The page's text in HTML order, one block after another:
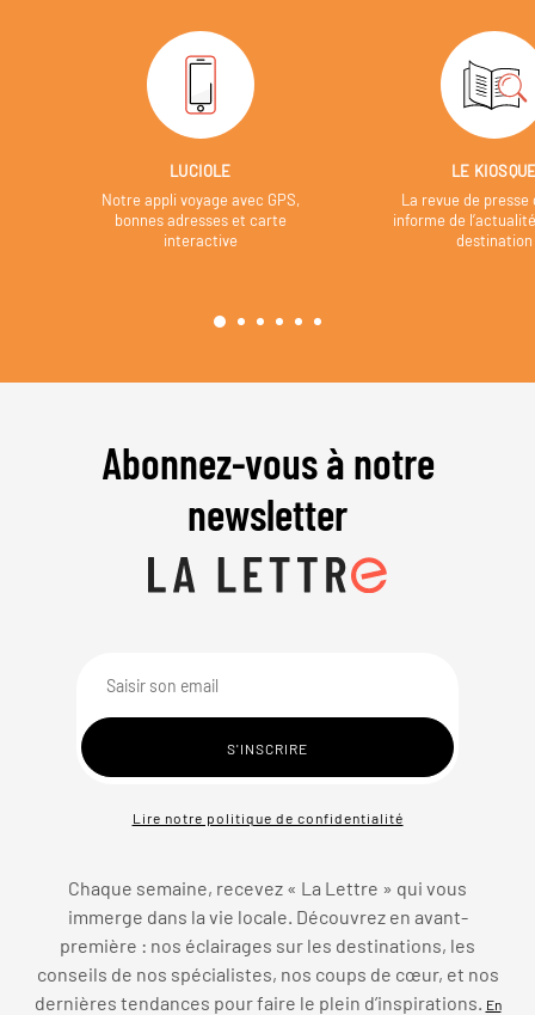
LUCIOLE
Notre appli voyage avec GPS,
bonnes adresses et carte
interactive
LE
La revue de presse
informe de
destination
Abonnez-vous à notre
newsletter
Lire notre politique de confidentialité
Chaque semaine, recevez « La Lettre » qui vous
immerge dans la vie locale. Découvrez en avant-
première : nos éclairages sur les destinations, les
conseils de nos spécialistes, nos coups de cœur, et nos
dernières tendances pour faire le plein d’inspirations.
En